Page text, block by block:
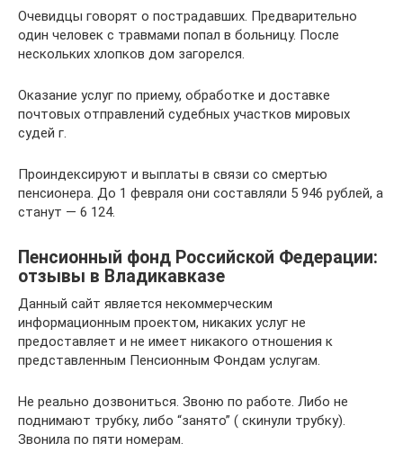
Очевидцы говорят о пострадавших. Предварительно
один человек с травмами попал в больницу. После
нескольких хлопков дом загорелся.
Оказание услуг по приему, обработке и доставке
почтовых отправлений судебных участков мировых
судей г.
Проиндексируют и выплаты в связи со смертью
пенсионера. До 1 февраля они составляли 5 946 рублей, а
станут — 6 124.
Пенсионный фонд Российской Федерации:
отзывы в Владикавказе
Данный сайт является некоммерческим
информационным проектом, никаких услуг не
предоставляет и не имеет никакого отношения к
представленным Пенсионным Фондам услугам.
Не реально дозвониться. Звоню по работе. Либо не
поднимают трубку, либо “занято” ( скинули трубку).
Звонила по пяти номерам.